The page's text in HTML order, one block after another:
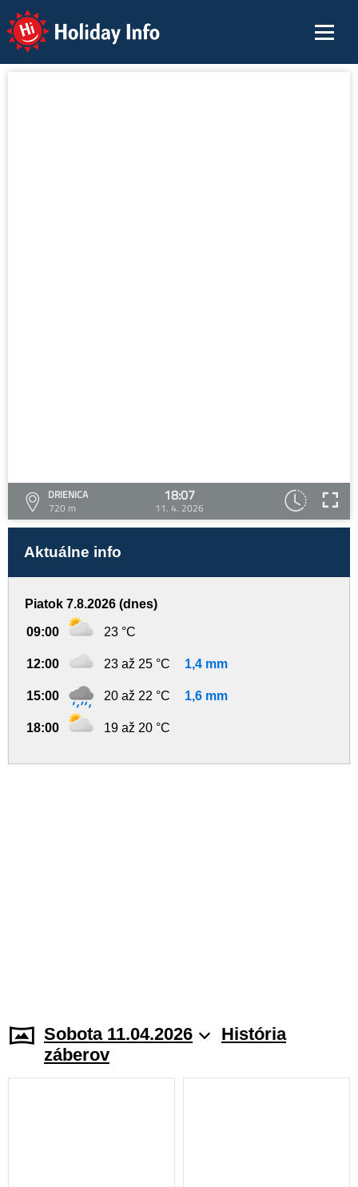
Holiday Info
DRIENICA
720 m
18:07
11. 4. 2026
Aktuálne info
Piatok 7.8.2026 (dnes)
09:00 23 °C
12:00 23 až 25 °C 1,4 mm
15:00 20 až 22 °C 1,6 mm
18:00 19 až 20 °C
Sobota 11.04.2026
História
záberov